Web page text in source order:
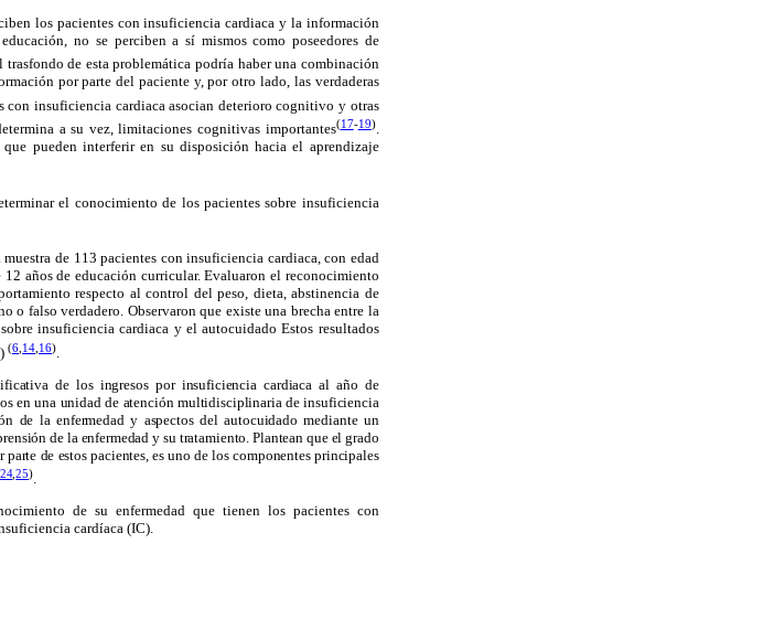
los pacientes con insuficiencia cardiaca y la información
no se perciben a sí mismos como poseedores de
trasfondo de esta problemática podría haber una combinación
por parte del paciente y, por otro lado, las verdaderas
con insuficiencia cardiaca asocian deterioro cognitivo y otras
a su vez, limitaciones cognitivas importantes(17-19).
pueden interferir en su disposición hacia el aprendizaje
el conocimiento de los pacientes sobre insuficiencia
de 113 pacientes con insuficiencia cardiaca, con edad
años de educación curricular. Evaluaron el reconocimiento
respecto al control del peso, dieta, abstinencia de
o falso verdadero. Observaron que existe una brecha entre la
insuficiencia cardiaca y el autocuidado Estos resultados
(6 14 16)
de los ingresos por insuficiencia cardiaca al año de
en una unidad de atención multidisciplinaria de insuficiencia
de la enfermedad y aspectos del autocuidado mediante un
de la enfermedad y su tratamiento. Plantean que el grado
de estos pacientes, es uno de los componentes principales
24,25).
de su enfermedad que tienen los pacientes con
cardíaca (IC).